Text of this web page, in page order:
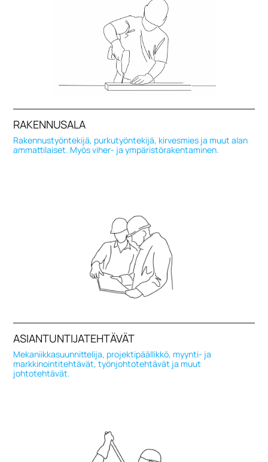
RAKENNUSALA
Rakennustyöntekijä, purkutyöntekijä, kirvesmies ja muut alan
ammattilaiset. Myös viher- ja ympäristörakentaminen.
ASIANTUNTIJATEHTÄVÄT
Mekaniikkasuunnittelija, projektipäällikkö, myynti- ja
markkinointitehtävät, työnjohtotehtävät ja muut
johtotehtävät.